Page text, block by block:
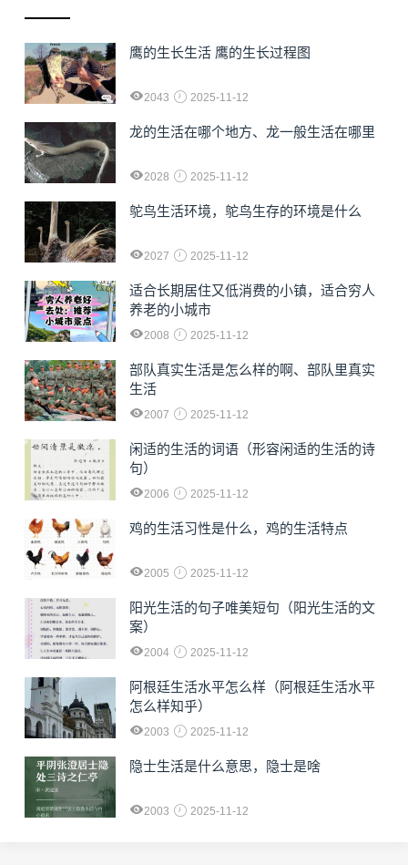
鹰的生长生活 鹰的生长过程图
2043 2025-11-12
龙的生活在哪个地方、龙一般生活在哪里
2028 2025-11-12
鸵鸟生活环境，鸵鸟生存的环境是什么
2027 2025-11-12
适合长期居住又低消费的小镇，适合穷人
养老的小城市
2008 2025-11-12
部队真实生活是怎么样的啊、部队里真实
生活
2007 2025-11-12
闲适的生活的词语（形容闲适的生活的诗
句）
2006 2025-11-12
鸡的生活习性是什么，鸡的生活特点
2005 2025-11-12
阳光生活的句子唯美短句（阳光生活的文
案）
2004 2025-11-12
阿根廷生活水平怎么样（阿根廷生活水平
怎么样知乎）
2003 2025-11-12
隐士生活是什么意思，隐士是啥
2003 2025-11-12